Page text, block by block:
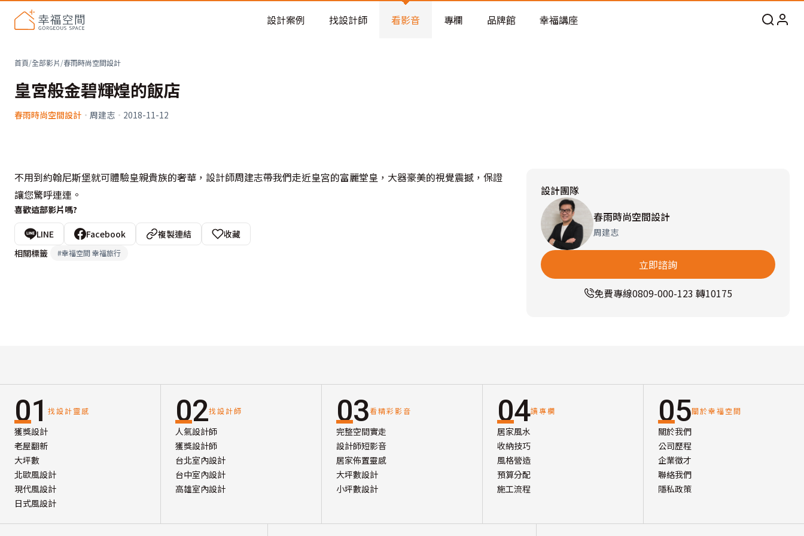
老屋預算分配與高 CP 值煥新術
設計案例 找設計師 看影音 專欄 品牌館 幸福講座
首頁/全部影片/春雨時尚空間設計
皇宮般金碧輝煌的飯店
春雨時尚空間設計 · 周建志 · 2018-11-12
不用到約翰尼斯堡就可體驗皇親貴族的奢華，設計師周建志帶我們走近皇宮的富麗堂皇，大器豪美的視覺震撼，保證
讓您驚呼連連。
喜歡這部影片嗎?
LINE Facebook 複製連結
收藏
相關標籤
#幸福空間 幸福旅行
設計團隊
春雨時尚空間設計
周建志
立即諮詢
免費專線0809-000-123 轉10175
01 找設計靈感
獲獎設計
老屋翻新
大坪數
北歐風設計
現代風設計
日式風設計
02找設計師
人氣設計師
獲獎設計師
台北室內設計
台中室內設計
高雄室內設計
03看精彩影音
完整空間實走
設計師短影音
居家佈置靈感
大坪數設計
小坪數設計
04讀專欄
居家風水
收納技巧
風格營造
預算分配
施工流程
05關於幸福空間
關於我們
公司歷程
企業徵才
聯絡我們
隱私政策